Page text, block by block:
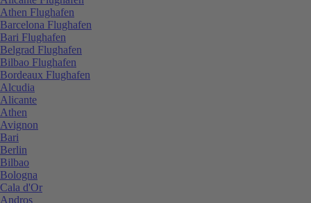
Athen Flughafen
Barcelona Flughafen
Bari Flughafen
Belgrad Flughafen
Bilbao Flughafen
Bordeaux Flughafen
Alcudia
Alicante
Athen
Avignon
Bari
Berlin
Bilbao
Bologna
Cala d'Or
Andros